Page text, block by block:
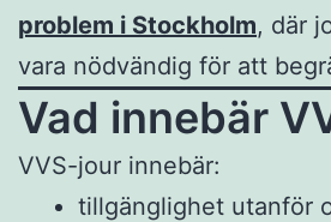
problem i Stockholm, där
vara nödvändig för att
Vad innebär
VVS-jour innebär:
tillgänglighet utanför